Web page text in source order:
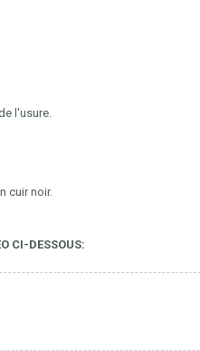
l'usure.
cuir noir.
CI-DESSOUS: